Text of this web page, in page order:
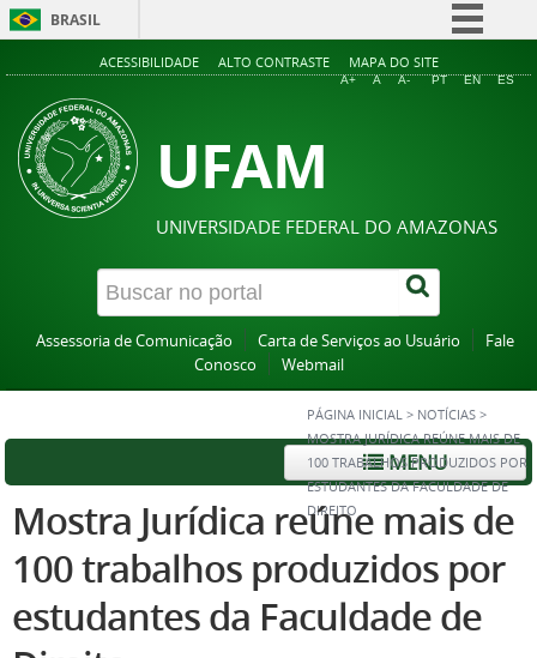
BRASIL
Simplifique!
Acesso à informação
ACESSIBILIDADE ALTO CONTRASTE MAPA DO SITE
A+ A A- PT EN ES
UFAM
UNIVERSIDADE FEDERAL DO AMAZONAS
Assessoria de Comunicação Carta de Serviços ao Usuário
Fale
Conosco
Webmail
PÁGINA INICIAL > NOTÍCIAS >
MOSTRA JURÍDICA REÚNE MAIS DE
100 TRABALHOS PRODUZIDOS POR
ESTUDANTES DA FACULDADE DE
DIREITO
MENU
Mostra Jurídica reúne mais de
100 trabalhos produzidos por
estudantes da Faculdade de